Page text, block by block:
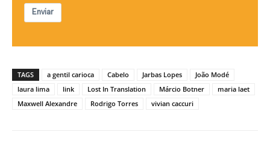
Enviar
TAGS a gentil carioca Cabelo Jarbas Lopes
João Modé
laura lima
link Lost In Translation Márcio Botner
maria laet
Maxwell Alexandre
Rodrigo Torres vivian caccuri